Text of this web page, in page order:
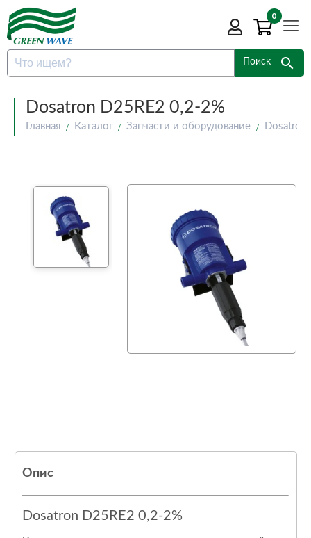
0
Поиск search
Dosatron D25RE2 0,2-2%
Главная Каталог Запчасти и оборудование Dosatron
Опис
Dosatron D25RE2 0,2-2%